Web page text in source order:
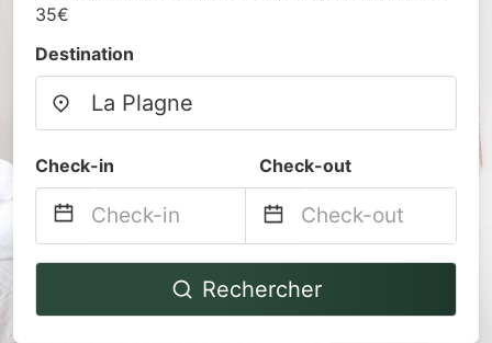
35€
Destination
Check-in Check-out
Navigate
to
Navigate
backward
to
Rechercher